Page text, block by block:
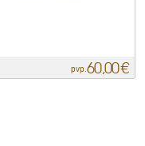
pvp.60,00 €